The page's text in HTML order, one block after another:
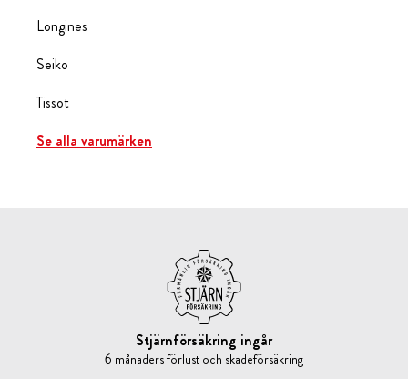
Longines
Seiko
Tissot
Se alla varumärken
Stjärnförsäkring ingår
6 månaders förlust och skadeförsäkring